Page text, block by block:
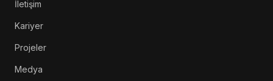
İletişim
Kariyer
Projeler
Medya